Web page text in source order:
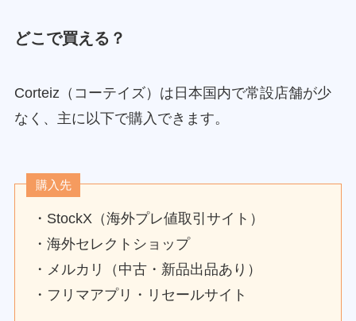
どこで買える？
Corteiz（コーテイズ）は日本国内で常設店舗が少
なく、主に以下で購入できます。
購入先
・StockX（海外プレ値取引サイト）
・海外セレクトショップ
・メルカリ（中古・新品出品あり）
・フリマアプリ・リセールサイト